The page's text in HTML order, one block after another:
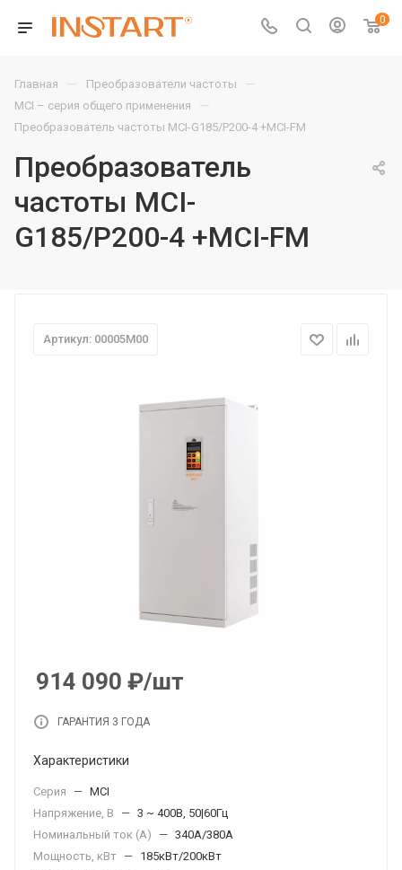
0
Главная — Преобразователи частоты —
MCI – серия общего применения —
Преобразователь частоты MCI-G185/P200-4 +MCI-FM
Преобразователь
частоты MCI-
G185/P200-4 +MCI-FM
Артикул: 00005M00
914 090 ₽/шт
ГАРАНТИЯ 3 ГОДА
Характеристики
Серия — MCI
Напряжение, В
— 3 ~ 400В, 50|60Гц
Номинальный ток (А)
— 340А/380А
Мощность, кВт — 185кВт/200кВт